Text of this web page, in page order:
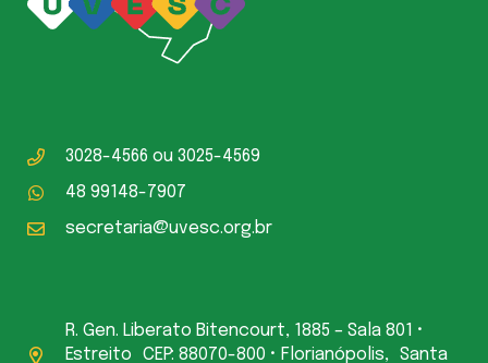
3028-4566 ou 3025-4569
48 99148-7907
secretaria@uvesc.org.br
R. Gen. Liberato Bitencourt, 1885 – Sala 801 •
Estreito CEP: 88070-800 • Florianópolis, Santa